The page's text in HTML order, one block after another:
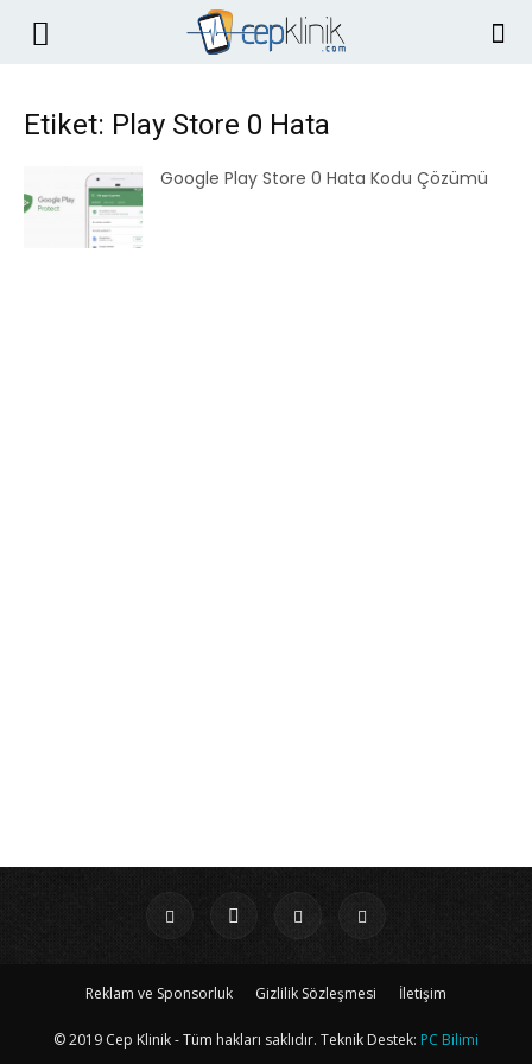
Etiket: Play Store 0 Hata
Google Play Store 0 Hata Kodu Çözümü
Reklam ve Sponsorluk Gizlilik Sözleşmesi İletişim
© 2019 Cep Klinik - Tüm hakları saklıdır. Teknik Destek: PC Bilimi